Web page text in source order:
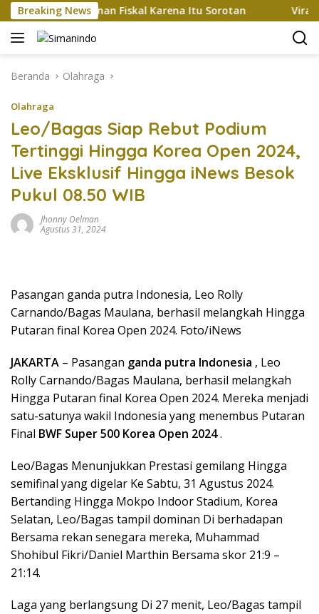
Langsung
ke
konten
Breaking News
5%, Tekanan Fiskal Karena Itu Sorotan Viral
Beranda Olahraga
Olahraga
Leo/Bagas Siap Rebut Podium
Tertinggi Hingga Korea Open 2024,
Live Eksklusif Hingga iNews Besok
Pukul 08.50 WIB
Jhonny Oelman
Agustus 31, 2024
Pasangan ganda putra Indonesia, Leo Rolly
Carnando/Bagas Maulana, berhasil melangkah Hingga
Putaran final Korea Open 2024. Foto/iNews
JAKARTA – Pasangan ganda putra Indonesia , Leo
Rolly Carnando/Bagas Maulana, berhasil melangkah
Hingga Putaran final Korea Open 2024. Mereka menjadi
satu-satunya wakil Indonesia yang menembus Putaran
Final BWF Super 500 Korea Open 2024.
Leo/Bagas Menunjukkan Prestasi gemilang Hingga
semifinal yang digelar Ke Sabtu, 31 Agustus 2024.
Bertanding Hingga Mokpo Indoor Stadium, Korea
Selatan, Leo/Bagas tampil dominan Di berhadapan
Bersama rekan senegara mereka, Muhammad
Shohibul Fikri/Daniel Marthin Bersama skor 21:9 –
21:14.
Laga yang berlangsung Di 27 menit, Leo/Bagas tampil